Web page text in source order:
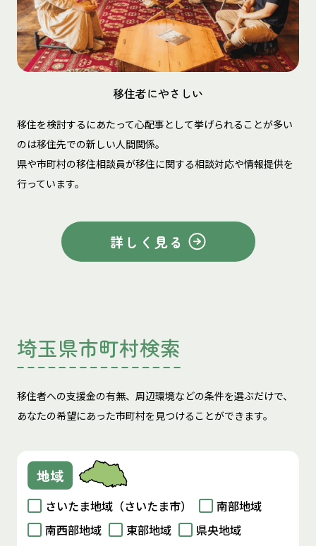
移住者にやさしい
移住を検討するにあたって心配事として挙げられることが多い
のは移住先での新しい人間関係。
県や市町村の移住相談員が移住に関する相談対応や情報提供を
行っています。
詳しく見る
埼玉県市町村検索
移住者への支援金の有無、周辺環境などの条件を選ぶだけで、
あなたの希望にあった市町村を見つけることができます。
地域
さいたま地域（さいたま市）
南部地域
南西部地域
東部地域
県央地域